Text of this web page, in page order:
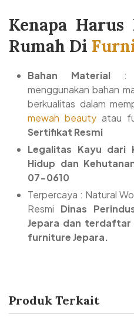
Kenapa
Rumah Di
Bahan Material :
menggunakan bahan
berkualitas dalam
mewah beauty atau
Sertifikat Resmi
Legalitas Kayu dari
Hidup dan
07-0610
Terpercaya : Natural
Resmi Dinas
Jepara dan terdaftar
furniture Jepara.
Produk Terkait